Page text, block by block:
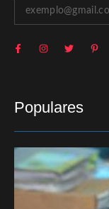
Populares